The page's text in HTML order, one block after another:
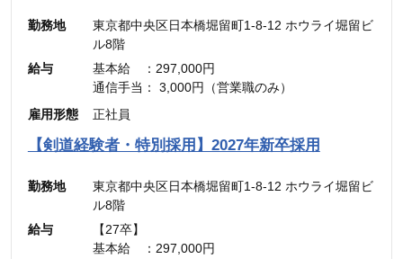
勤務地
東京都中央区日本橋堀留町1-8-12 ホウライ堀留ビ
ル8階
給与
基本給 ：297,000円
通信手当： 3,000円（営業職のみ）
———————————
合計 ：300,000円 ＋ インセンティブ
※45時間分の見込み残業代(77,700円)を含む
雇用形態 正社員
【剣道経験者・特別採用】2027年新卒採用
勤務地
東京都中央区日本橋堀留町1-8-12 ホウライ堀留ビ
ル8階
給与
【27卒】
基本給 ：297,000円